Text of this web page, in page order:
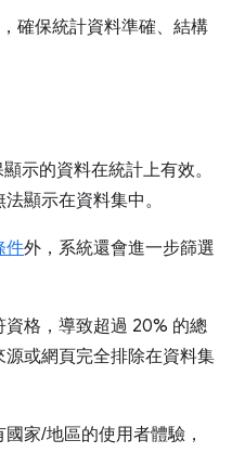
確保統計資料準確、結構
示的資料在統計上有效。
顯示在資料集中。
件外，系統還會進一步篩選
格，導致超過 20% 的總
或網頁完全排除在資料集
家/地區的使用者體驗，